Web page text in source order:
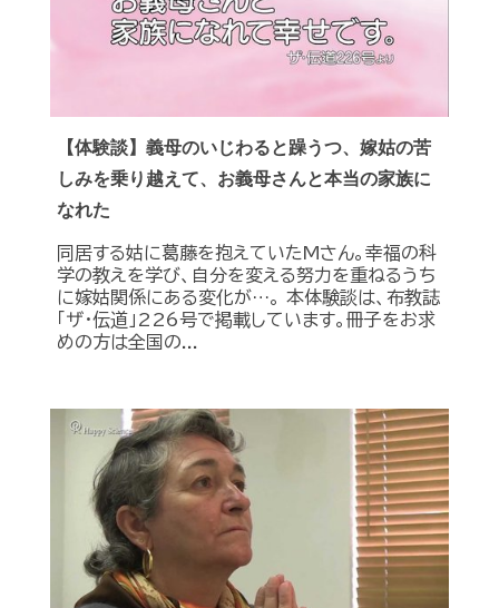
【体験談】義母のいじわると躁うつ、嫁姑の苦
しみを乗り越えて、お義母さんと本当の家族に
なれた
同居する姑に葛藤を抱えていたMさん。幸福の科
学の教えを学び、自分を変える努力を重ねるうち
に嫁姑関係にある変化が…。 本体験談は、布教誌
「ザ・伝道」226号で掲載しています。冊子をお求
めの方は全国の...